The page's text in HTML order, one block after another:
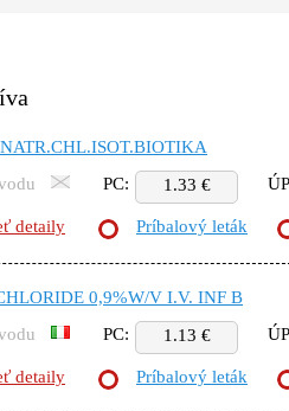
PC: 1.33 €
detaily Príbalový leták
0,9%W/V I.V. INF B
PC: 1.13 €
detaily Príbalový leták